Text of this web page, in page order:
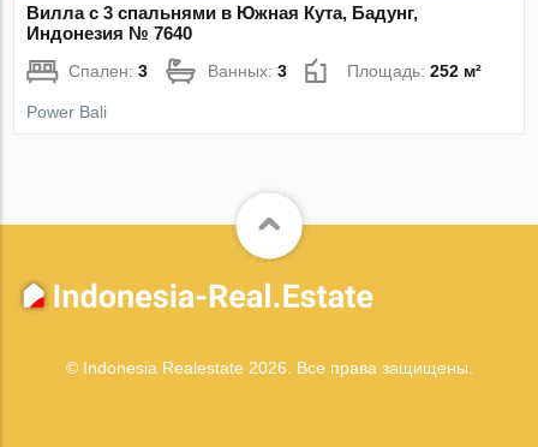
Вилла с 3 спальнями в Южная Кута, Бадунг,
Индонезия № 7640
Спален:3 Ванных:3 Площадь:252 м²
Power Bali
© Indonesia Realestate 2026. Все права защищены.